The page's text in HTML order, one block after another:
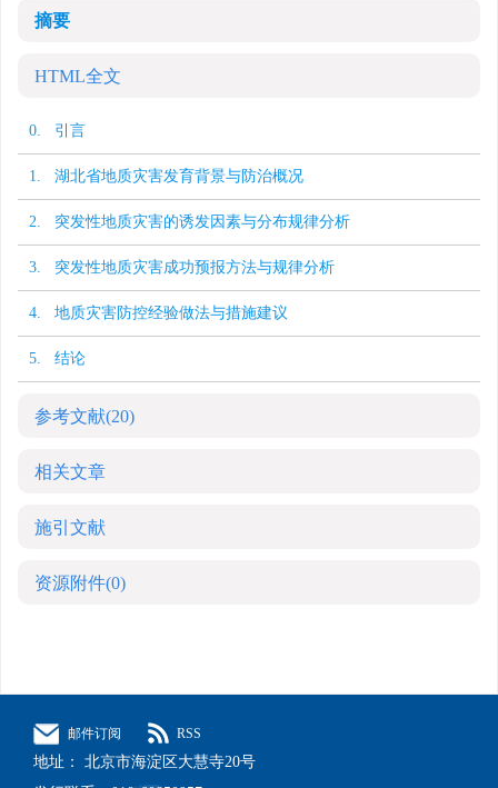
摘要
HTML全文
0. 引言
1. 湖北省地质灾害发育背景与防治概况
2. 突发性地质灾害的诱发因素与分布规律分析
3. 突发性地质灾害成功预报方法与规律分析
4. 地质灾害防控经验做法与措施建议
5. 结论
参考文献(20)
相关文章
施引文献
资源附件(0)
邮件订阅 RSS
地址： 北京市海淀区大慧寺20号